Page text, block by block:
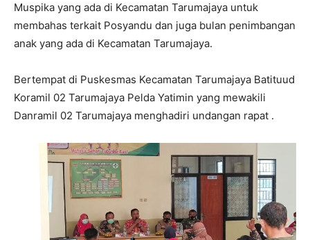
Muspika yang ada di Kecamatan Tarumajaya untuk
membahas terkait Posyandu dan juga bulan penimbangan
anak yang ada di Kecamatan Tarumajaya.
Bertempat di Puskesmas Kecamatan Tarumajaya Batituud
Koramil 02 Tarumajaya Pelda Yatimin yang mewakili
Danramil 02 Tarumajaya menghadiri undangan rapat .